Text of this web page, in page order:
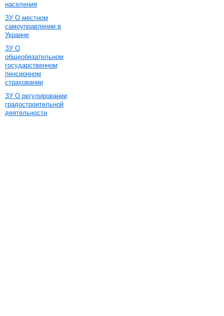
населения
ЗУ О местном
самоуправлении в
Украине
ЗУ О
общеобязательном
государственном
пенсионном
страховании
ЗУ О регулировании
градостроительной
деятельности